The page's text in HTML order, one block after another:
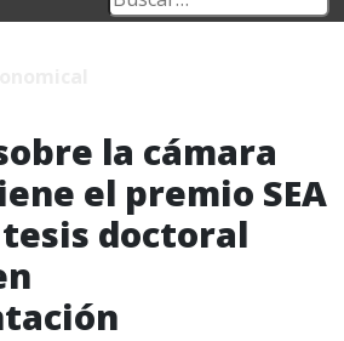
la cámara
el premio SEA
doctoral